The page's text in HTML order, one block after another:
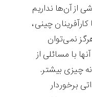
آن‌ها نداریم
چینی،
نمی‌توان
با مسائلی از
چیزی بیشتر.
برخوردار